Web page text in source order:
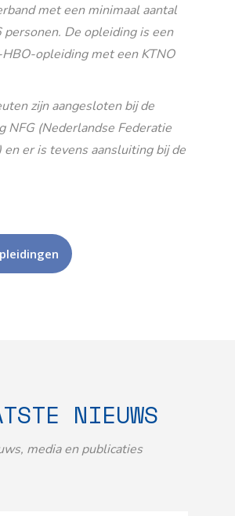
met een minimaal aantal
De opleiding is een
opleiding met een KTNO
zijn aangesloten bij de
NFG (Nederlandse Federatie
en er is tevens aansluiting bij de
NIEUWS
media en publicaties